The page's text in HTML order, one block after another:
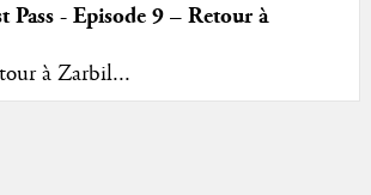
Pass - Episode 9 – Retour à
à Zarbil...